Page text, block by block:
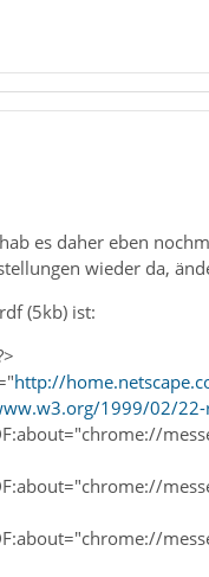
es daher eben
wieder da,
(5kb) ist:
http://
1999/02/22-